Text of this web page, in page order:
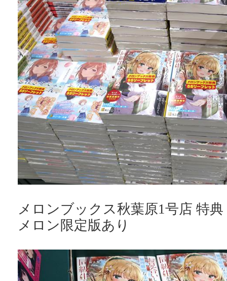
メロンブックス秋葉原1号店 特
メロン限定版あり